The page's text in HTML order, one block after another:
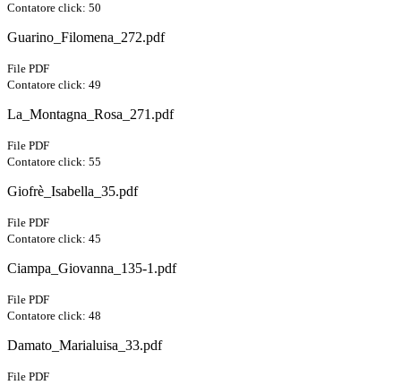
Contatore click: 50
Guarino_Filomena_272.pdf
File PDF
Contatore click: 49
La_Montagna_Rosa_271.pdf
File PDF
Contatore click: 55
Giofrè_Isabella_35.pdf
File PDF
Contatore click: 45
Ciampa_Giovanna_135-1.pdf
File PDF
Contatore click: 48
Damato_Marialuisa_33.pdf
File PDF